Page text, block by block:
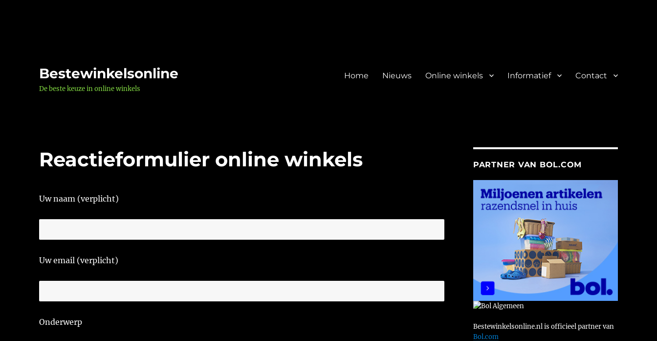
Bestewinkelsonline
De beste keuze in online winkels
Home Nieuws Online winkels Informatief Contact
Reactieformulier online winkels
Uw naam (verplicht)
Uw email (verplicht)
Onderwerp
PARTNER VAN BOL.COM
Bestewinkelsonline.nl is officieel partner van
Bol.com